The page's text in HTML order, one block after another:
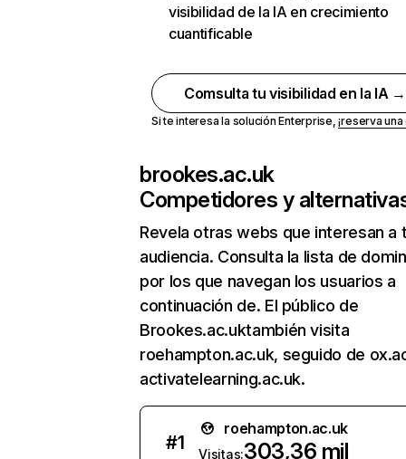
visibilidad de la IA en crecimiento
cuantificable
Comsulta tu visibilidad en la IA →
Si te interesa la solución Enterprise,¡reserva
brookes.ac.uk
Competidores y
Revela otras webs que interesan a
audiencia. Consulta la lista de
por los que navegan los usuarios a
continuación de. El público de
Brookes.ac.uktambién visita
roehampton.ac.uk, seguido de
activatelearning.ac.uk.
#1
roehampton.ac.uk
Visitas:303,36 mil